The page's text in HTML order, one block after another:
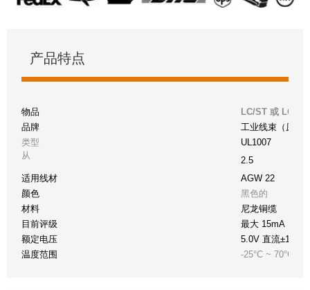
产品特点
物品
LC/ST 或 LC/
品牌
工业线束（原件
类型
UL1007
从
2.5
适用线材
AGW 22
颜色
黑色的
材料
尼龙铜缆
目前评级
最大 15mA
额定电压
5.0V 直流±10%
温度范围
-25°C ~ 70°C